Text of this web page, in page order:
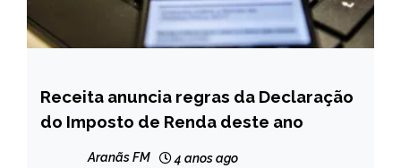
BRASIL
NOTÍCIAS
Receita anuncia regras da Declaração
do Imposto de Renda deste ano
Aranãs FM 4 anos ago